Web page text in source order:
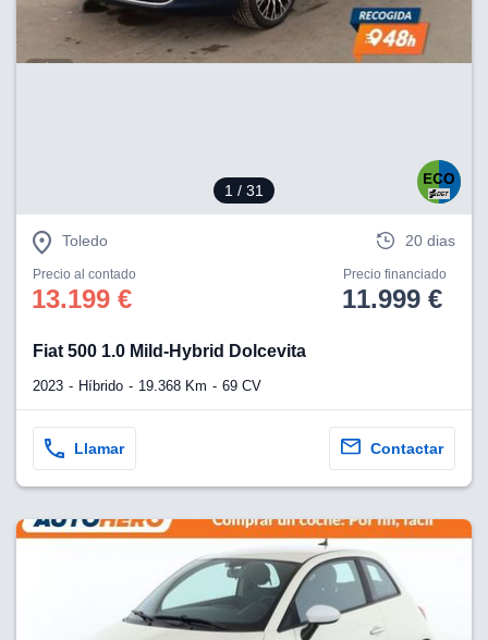
1 / 31
Toledo 20 dias
Precio al contado
13.199 €
Precio financiado
11.999 €
Fiat 500 1.0 Mild-Hybrid Dolcevita
2023 Híbrido 19.368 Km 69 CV
Llamar Contactar